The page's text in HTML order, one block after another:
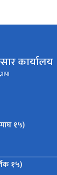
कार्यालय
१५)
१५)